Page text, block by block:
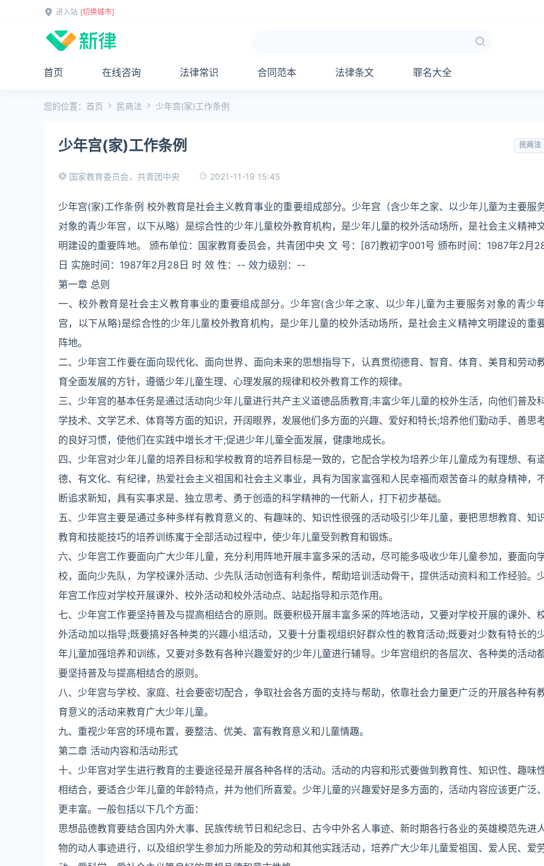
进入站 [切换城市]
首页 在线咨询 法律常识 合同范本 法律条文 罪名大全
您的位置： 首页 民商法 少年宫(家)工作条例
少年宫(家)工作条例 民商法
国家教育委员会，共青团中央 2021-11-19 15:45
少年宫(家)工作条例 校外教育是社会主义教育事业的重要组成部分。少年宫（含少年之家、以少年儿童为主要服
对象的青少年宫，以下从略）是综合性的少年儿童校外教育机构，是少年儿童的校外活动场所，是社会主义精神
明建设的重要阵地。 颁布单位：国家教育委员会，共青团中央 文 号：[87]教初字001号 颁布时间：1987年2月
日 实施时间：1987年2月28日 时 效 性：-- 效力级别：--
第一章 总则
一、校外教育是社会主义教育事业的重要组成部分。少年宫(含少年之家、以少年儿童为主要服务对象的青少
宫，以下从略)是综合性的少年儿童校外教育机构，是少年儿童的校外活动场所，是社会主义精神文明建设的重
阵地。
二、少年宫工作要在面向现代化、面向世界、面向未来的思想指导下，认真贯彻德育、智育、体育、美育和劳动
育全面发展的方针，遵循少年儿童生理、心理发展的规律和校外教育工作的规律。
三、少年宫的基本任务是通过活动向少年儿童进行共产主义道德品质教育;丰富少年儿童的校外生活，向他们普及
学技术、文学艺术、体育等方面的知识，开阔眼界，发展他们多方面的兴趣、爱好和特长;培养他们勤动手、善思
的良好习惯，使他们在实践中增长才干;促进少年儿童全面发展，健康地成长。
四、少年宫对少年儿童的培养目标和学校教育的培养目标是一致的，它配合学校为培养少年儿童成为有理想、有
德、有文化、有纪律，热爱社会主义祖国和社会主义事业，具有为国家富强和人民幸福而艰苦奋斗的献身精神，
断追求新知，具有实事求是、独立思考、勇于创造的科学精神的一代新人，打下初步基础。
五、少年宫主要是通过多种多样有教育意义的、有趣味的、知识性很强的活动吸引少年儿童，要把思想教育、知
教育和技能技巧的培养训练寓于全部活动过程中，使少年儿童受到教育和锻炼。
六、少年宫工作要面向广大少年儿童，充分利用阵地开展丰富多采的活动，尽可能多吸收少年儿童参加，要面向
校，面向少先队，为学校课外活动、少先队活动创造有利条件，帮助培训活动骨干，提供活动资料和工作经验。
年宫工作应对学校开展课外、校外活动和校外活动点、站起指导和示范作用。
七、少年宫工作要坚持普及与提高相结合的原则。既要积极开展丰富多采的阵地活动，又要对学校开展的课外、
外活动加以指导;既要搞好各种类的兴趣小组活动，又要十分重视组织好群众性的教育活动;既要对少数有特长的
年儿童加强培养和训练，又要对多数有各种兴趣爱好的少年儿童进行辅导。少年宫组织的各层次、各种类的活动
要坚持普及与提高相结合的原则。
八、少年宫与学校、家庭、社会要密切配合，争取社会各方面的支持与帮助，依靠社会力量更广泛的开展各种有
育意义的活动来教育广大少年儿童。
九、重视少年宫的环境布置，要整洁、优美、富有教育意义和儿童情趣。
第二章 活动内容和活动形式
十、少年宫对学生进行教育的主要途径是开展各种各样的活动。活动的内容和形式要做到教育性、知识性、趣味
相结合，要适合少年儿童的年龄特点，并为他们所喜爱。少年儿童的兴趣爱好是多方面的，活动内容应该更广泛、
更丰富。一般包括以下几个方面：
思想品德教育要结合国内外大事、民族传统节日和纪念日、古今中外名人事迹、新时期各行各业的英雄模范先进
物的动人事迹进行，以及组织学生参加力所能及的劳动和其他实践活动，培养广大少年儿童爱祖国、爱人民、爱